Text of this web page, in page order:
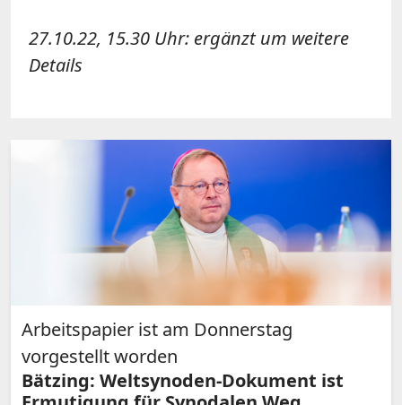
27.10.22, 15.30 Uhr: ergänzt um weitere
Details
Arbeitspapier ist am Donnerstag
vorgestellt worden
Bätzing: Weltsynoden-Dokument ist